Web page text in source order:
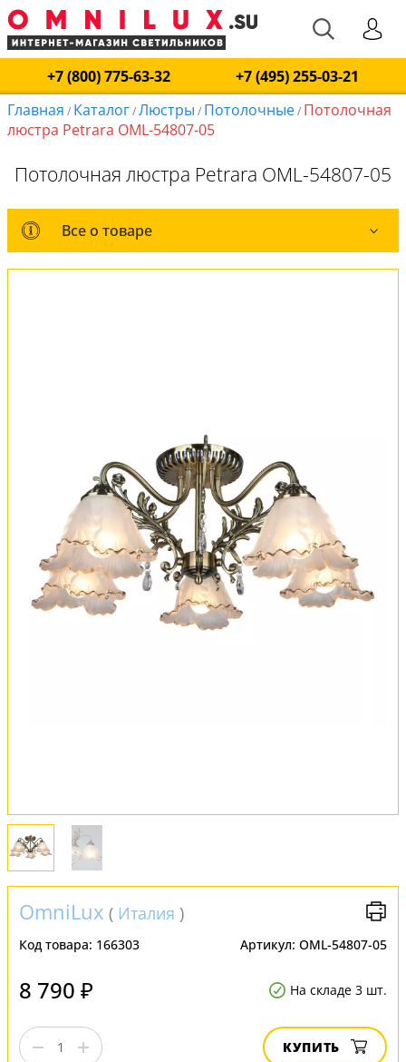
+7 (800) 775-63-32
+7 (495) 255-03-21
Главная / Каталог/Люстры / Потолочные/ Потолочная
люстра Petrara OML-54807-05
Потолочная люстра Petrara OML-54807-05
Все о товаре
Все о товаре
Обмен и возврат
Установка
FAQ
Отзывы
OmniLux ( Италия )
Код товара: 166303 Артикул: OML-54807-05
8 790 ₽ На складе 3 шт.
КУПИТЬ